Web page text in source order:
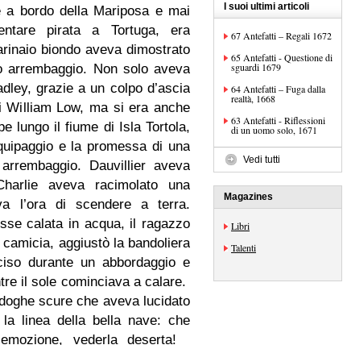
a bordo della Mariposa e mai
pirata a Tortuga, era
biondo aveva dimostrato
arrembaggio. Non solo aveva
grazie a un colpo d’ascia
Low, ma si era anche
lungo il fiume di Isla Tortola,
e la promessa di una
Dauvillier aveva
aveva racimolato una
l’ora di scendere a terra.
calata in acqua, il ragazzo
camicia, aggiustò la bandoliera
durante un abbordaggio e
il sole cominciava a calare.
scure che aveva lucidato
linea della bella nave: che
vederla deserta!
I suoi ultimi articoli
67 Antefatti – Regali 1672
65 Antefatti - Questione di
sguardi 1679
64 Antefatti – Fuga dalla
realtà, 1668
63 Antefatti - Riflessioni
di un uomo solo, 1671
Vedi tutti
Magazines
Libri
Talenti